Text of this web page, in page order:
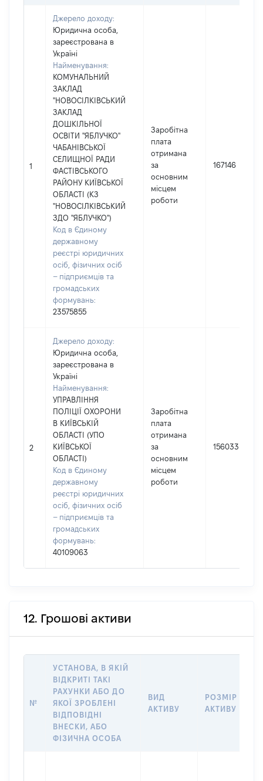
1
Джерело доходу:
Юридична особа,
зареєстрована в
Україні
Найменування:
КОМУНАЛЬНИЙ
ЗАКЛАД
"НОВОСІЛКІВСЬКИЙ
ЗАКЛАД
ДОШКІЛЬНОЇ
ОСВІТИ "ЯБЛУЧКО"
ЧАБАНІВСЬКОЇ
СЕЛИЩНОЇ РАДИ
ФАСТІВСЬКОГО
РАЙОНУ КИЇВСЬКОЇ
ОБЛАСТІ (КЗ
"НОВОСІЛКІВСЬКИЙ
ЗДО "ЯБЛУЧКО")
Код в Єдиному
державному
реєстрі юридичних
осіб, фізичних осіб
– підприємців та
громадських
формувань:
23575855
Заробітна
плата
отримана
за
основним
місцем
роботи
167146
2
Джерело доходу:
Юридична особа,
зареєстрована в
Україні
Найменування:
УПРАВЛІННЯ
ПОЛІЦІЇ ОХОРОНИ
В КИЇВСЬКІЙ
ОБЛАСТІ (УПО
КИЇВСЬКОЇ
ОБЛАСТІ)
Код в Єдиному
державному
реєстрі юридичних
осіб, фізичних осіб
– підприємців та
громадських
формувань:
40109063
Заробітна
плата
отримана
за
основним
місцем
роботи
156033
12. Грошові активи
№
УСТАНОВА, В ЯКІЙ
ВІДКРИТІ ТАКІ
РАХУНКИ АБО ДО
ЯКОЇ ЗРОБЛЕНІ
ВІДПОВІДНІ
ВНЕСКИ, АБО
ФІЗИЧНА ОСОБА
ВИД
АКТИВУ
РОЗМІР
АКТИВУ